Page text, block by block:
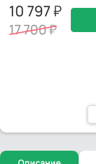
10 797
17 700